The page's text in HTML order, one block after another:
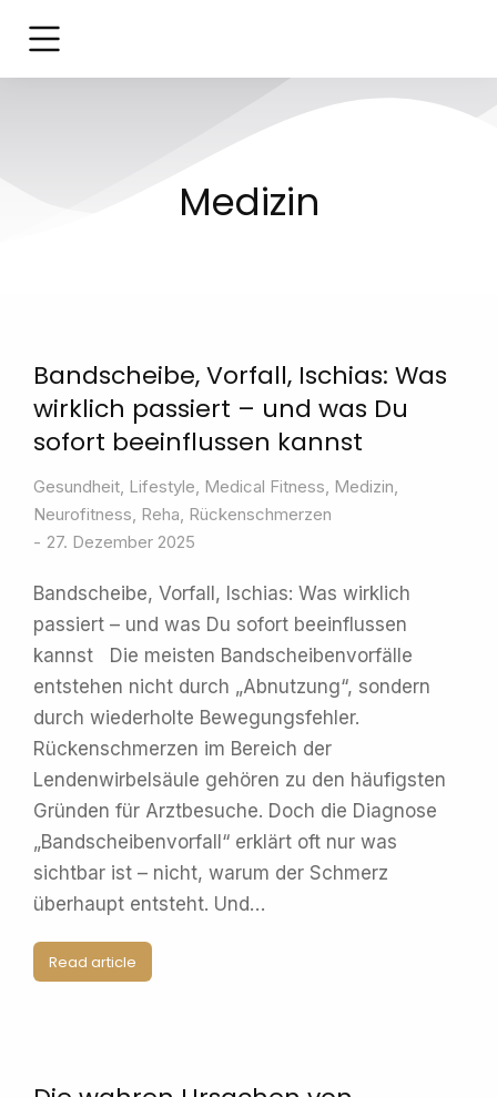
Medizin
Bandscheibe, Vorfall, Ischias: Was
wirklich passiert – und was Du
sofort beeinflussen kannst
Gesundheit, Lifestyle, Medical Fitness, Medizin,
Neurofitness, Reha, Rückenschmerzen
27. Dezember 2025
Bandscheibe, Vorfall, Ischias: Was wirklich
passiert – und was Du sofort beeinflussen
kannst Die meisten Bandscheibenvorfälle
entstehen nicht durch „Abnutzung“, sondern
durch wiederholte Bewegungsfehler.
Rückenschmerzen im Bereich der
Lendenwirbelsäule gehören zu den häufigsten
Gründen für Arztbesuche. Doch die Diagnose
„Bandscheibenvorfall“ erklärt oft nur was
sichtbar ist – nicht, warum der Schmerz
überhaupt entsteht. Und…
Read article